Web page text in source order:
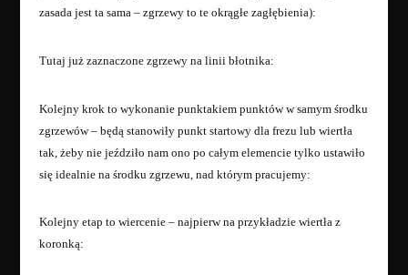
zasada jest ta sama – zgrzewy to te okrągłe zagłębienia):
Tutaj już zaznaczone zgrzewy na linii błotnika:
Kolejny krok to wykonanie punktakiem punktów w samym środku
zgrzewów – będą stanowiły punkt startowy dla frezu lub wiertła
tak, żeby nie jeździło nam ono po całym elemencie tylko ustawiło
się idealnie na środku zgrzewu, nad którym pracujemy:
Kolejny etap to wiercenie – najpierw na przykładzie wiertła z
koronką: